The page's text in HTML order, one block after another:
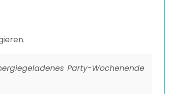
Party-Wochenende